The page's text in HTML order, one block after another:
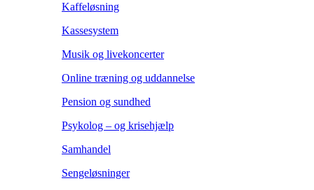
Kaffeløsning
Kassesystem
Musik og livekoncerter
Online træning og uddannelse
Pension og sundhed
Psykolog – og krisehjælp
Samhandel
Sengeløsninger